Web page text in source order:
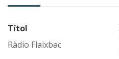
Títol
Ràdio Flaixbac